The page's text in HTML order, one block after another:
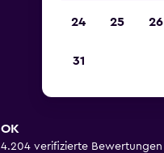
OK
4.204 verifizierte Bewertungen
24 25 26
31